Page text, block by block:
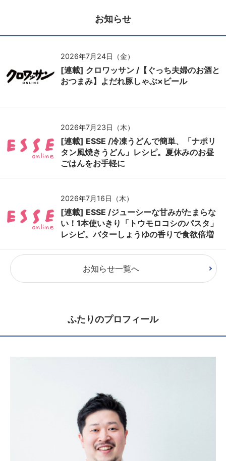
お知らせ
2026年7月24日（金）
[連載] クロワッサン /【ぐっち夫婦のお酒と
おつまみ】よだれ豚しゃぶ×ビール
2026年7月23日（木）
[連載] ESSE /冷凍うどんで簡単、「ナポリ
タン風焼きうどん」レシピ。夏休みのお昼
ごはんをお手軽に
2026年7月16日（木）
[連載] ESSE /ジューシーな甘みがたまらな
い！1本使いきり「トウモロコシのパスタ」
レシピ。バターしょうゆの香りで食欲倍増
お知らせ一覧へ
ふたりのプロフィール